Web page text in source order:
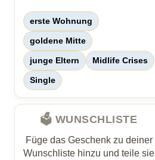
erste Wohnung
goldene Mitte
junge Eltern Midlife Crises
Single
🗳️ WUNSCHLISTE
Füge das Geschenk zu deiner
Wunschliste hinzu und teile sie